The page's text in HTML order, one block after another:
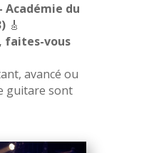
Académie du
🎸
faites-vous
avancé ou
guitare sont